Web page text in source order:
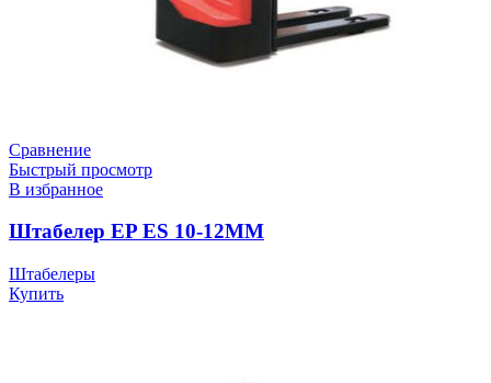
Сравнение
Быстрый просмотр
В избранное
Штабелер EP ES 10-12MM
Штабелеры
Купить